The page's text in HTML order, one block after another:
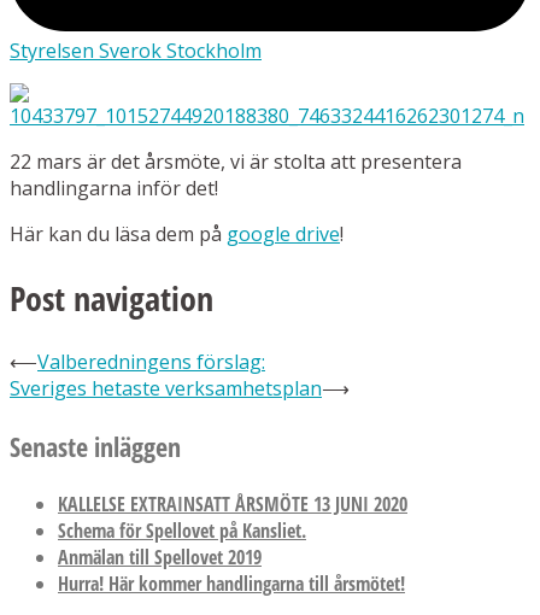
Styrelsen Sverok Stockholm
22 mars är det årsmöte, vi är stolta att presentera
handlingarna inför det!
Här kan du läsa dem på google drive!
Post navigation
⟵Valberedningens förslag:
Sveriges hetaste verksamhetsplan⟶
Senaste inläggen
KALLELSE EXTRAINSATT ÅRSMÖTE 13 JUNI 2020
Schema för Spellovet på Kansliet.
Anmälan till Spellovet 2019
Hurra! Här kommer handlingarna till årsmötet!